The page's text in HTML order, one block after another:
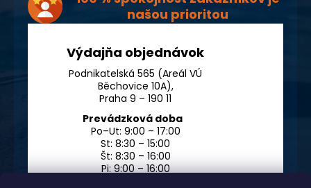
našou prioritou
Výdajňa objednávok
Podnikatelská 565 (Areál VÚ
Běchovice 10A),
Praha 9 – 190 11
Prevádzková doba
Po–Ut: 9:00 – 17:00
St: 8:30 – 15:00
Št: 8:30 – 16:00
Pi: 9:00 – 16:00